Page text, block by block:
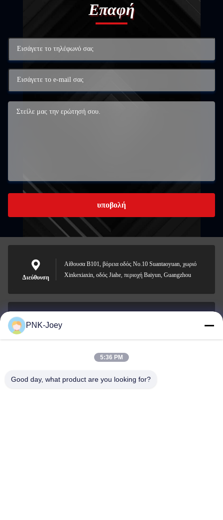
Επαφή
υποβολή
Διεύθυνση
Αίθουσα B101, βόρεια οδός No.10 Suantaoyuan, χωριό
Xinkexiaxin, οδός Jiahe, περιοχή Baiyun, Guangzhou
Ηλεκτρονικό
008613580404923
PNK-Joey
5:36 PM
Good day, what product are you looking for?